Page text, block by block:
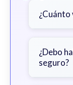
¿Cuánto
¿Debo
seguro?